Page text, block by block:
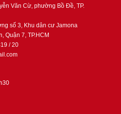
Văn Cừ, phường Bồ Đề, TP.
số 3, Khu dân cư Jamona
Quận 7, TP.HCM
/ 20